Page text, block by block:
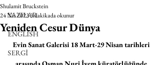
YAZILAR
ENGLISH
SERGİ
Yeniden Cesur Dünya
Shulamit Bruckstein
24 Nis 20233 dakikada okunur
Evin Sanat Galerisi 18 Mart-29 Nisan tarihleri